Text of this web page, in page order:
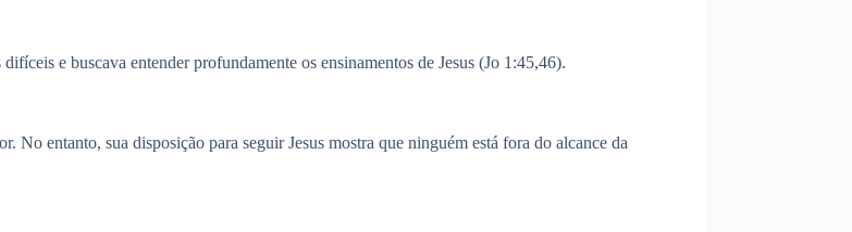
e buscava entender profundamente os ensinamentos de Jesus (Jo 1:45,46).
entanto, sua disposição para seguir Jesus mostra que ninguém está fora do alcance da